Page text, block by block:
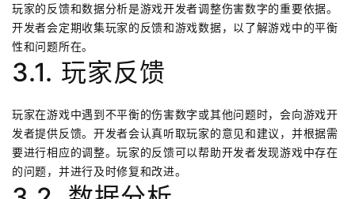
玩家的反馈和数据分析是游戏开发者调整伤害数字的重要依据。
开发者会定期收集玩家的反馈和游戏数据，以了解游戏中的平衡
性和问题所在。
3.1. 玩家反馈
玩家在游戏中遇到不平衡的伤害数字或其他问题时，会向游戏开
发者提供反馈。开发者会认真听取玩家的意见和建议，并根据需
要进行相应的调整。玩家的反馈可以帮助开发者发现游戏中存在
的问题，并进行及时修复和改进。